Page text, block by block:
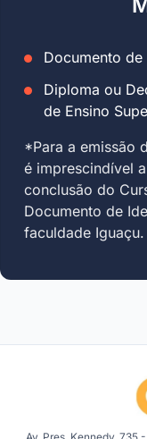
Documento de
Diploma ou
de Ensino
*Para a emissão
é imprescindível
conclusão do
Documento de
faculdade Iguaçu.